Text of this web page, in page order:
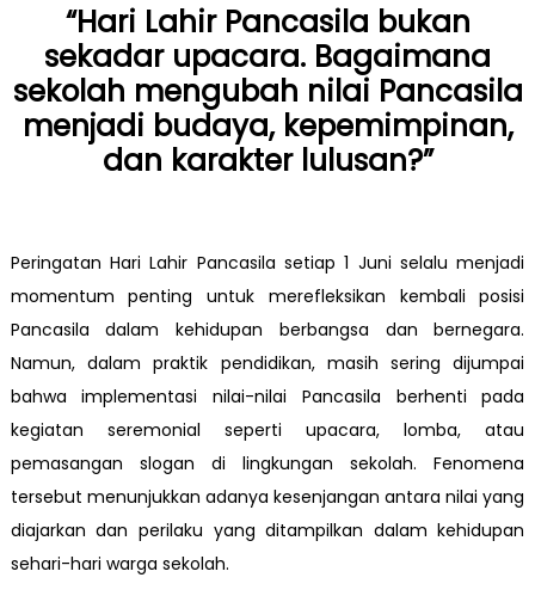
“Hari Lahir Pancasila bukan
sekadar upacara. Bagaimana
sekolah mengubah nilai Pancasila
menjadi budaya, kepemimpinan,
dan karakter lulusan?”
Peringatan Hari Lahir Pancasila setiap 1 Juni selalu menjadi
momentum penting untuk merefleksikan kembali posisi
Pancasila dalam kehidupan berbangsa dan bernegara.
Namun, dalam praktik pendidikan, masih sering dijumpai
bahwa implementasi nilai-nilai Pancasila berhenti pada
kegiatan seremonial seperti upacara, lomba, atau
pemasangan slogan di lingkungan sekolah. Fenomena
tersebut menunjukkan adanya kesenjangan antara nilai yang
diajarkan dan perilaku yang ditampilkan dalam kehidupan
sehari-hari warga sekolah.